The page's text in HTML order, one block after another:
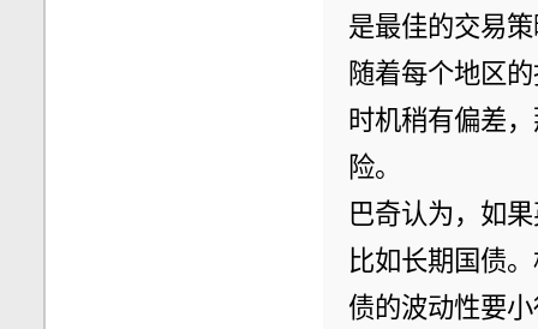
是最佳的交易
随着每个地区
时机稍有偏差
险。
巴奇认为，如
比如长期国债
债的波动性要